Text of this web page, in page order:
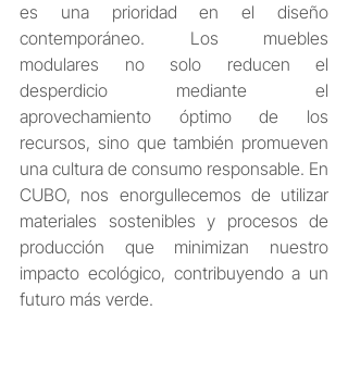
es una prioridad en el diseño
contemporáneo. Los muebles
modulares no solo reducen el
desperdicio mediante el
aprovechamiento óptimo de los
recursos, sino que también promueven
una cultura de consumo responsable. En
CUBO, nos enorgullecemos de utilizar
materiales sostenibles y procesos de
producción que minimizan nuestro
impacto ecológico, contribuyendo a un
futuro más verde.